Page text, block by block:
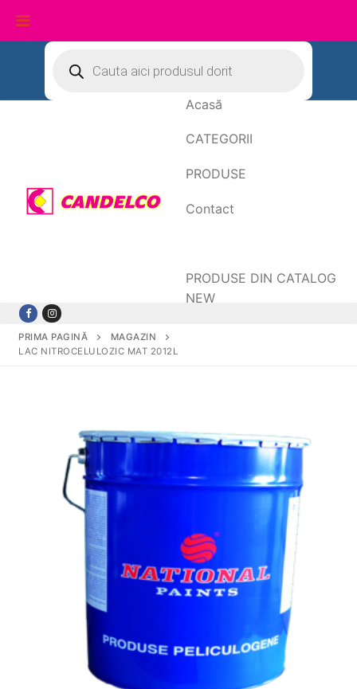
conținut
search
Acasă
CATEGORII
PRODUSE
Contact
PRODUSE DIN CATALOG
NEW
PRIMA PAGINĂ
MAGAZIN
LAC NITROCELULOZIC MAT 2012L